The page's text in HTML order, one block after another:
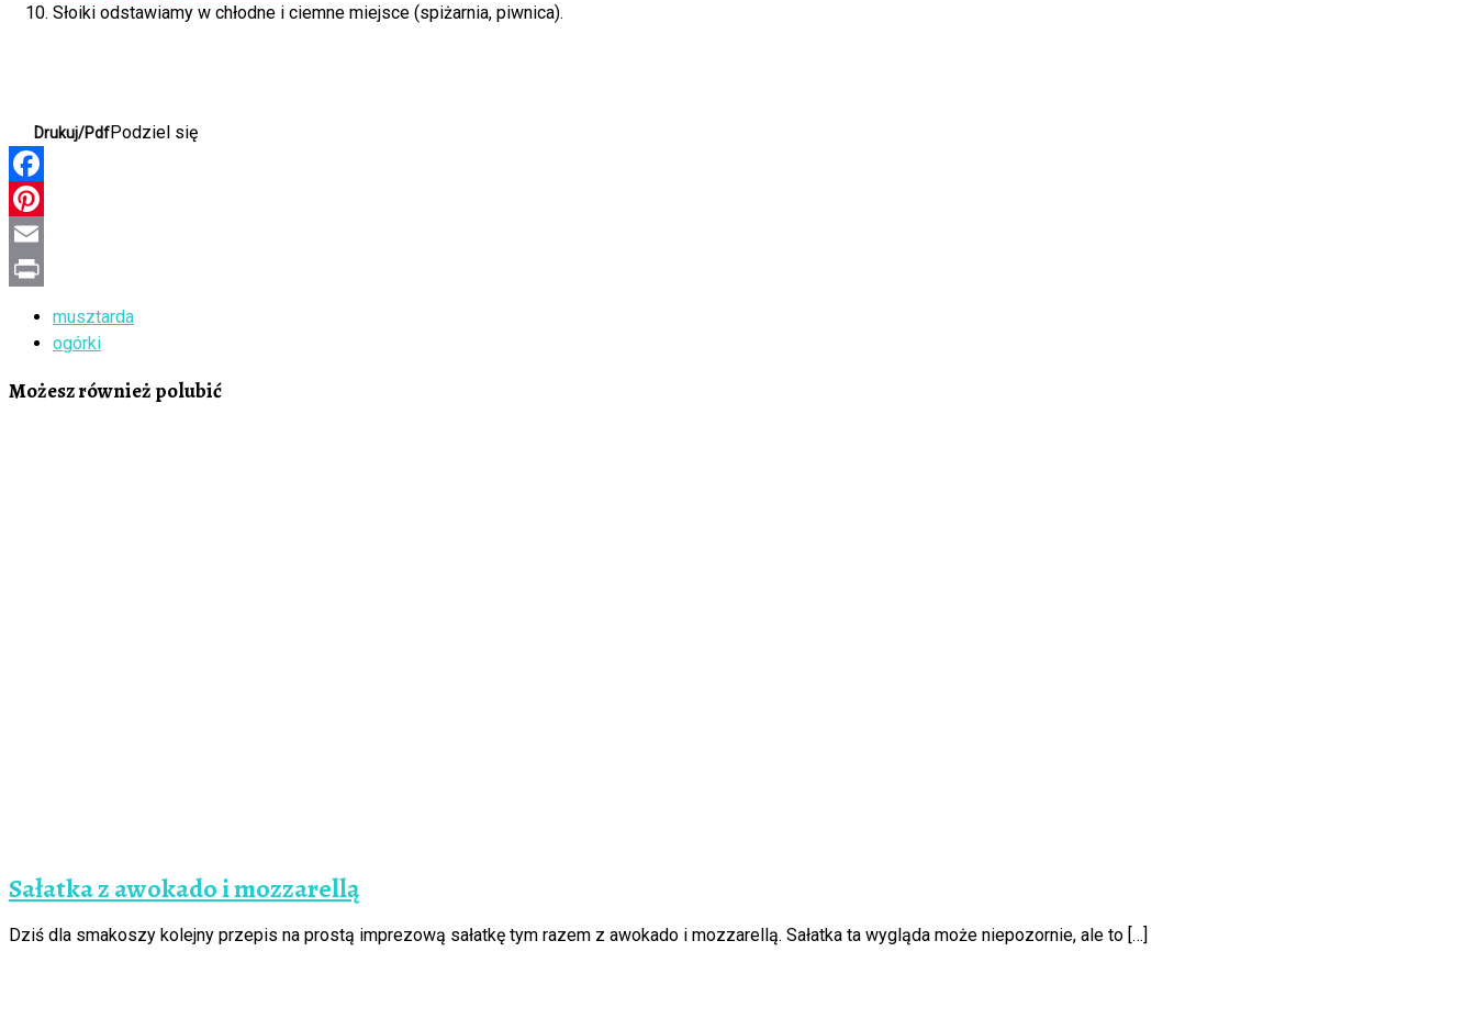
Słoiki odstawiamy w chłodne i ciemne miejsce (spiżarnia, piwnica).
Drukuj/PdfPodziel się
Facebook
Pinterest
Email
musztarda
ogórki
Możesz również polubić
Sałatka z awokado i mozzarellą
Dziś dla smakoszy kolejny przepis na prostą imprezową sałatkę tym razem z awokado i mozzarellą. Sałatka ta wygląda może niepozornie, ale to […]